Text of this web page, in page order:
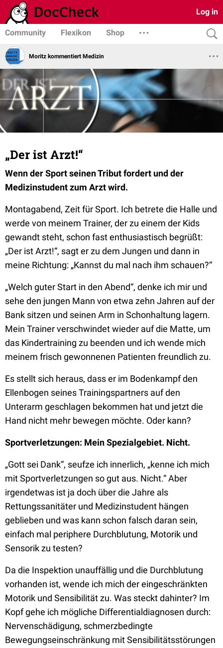
Log in
Community Flexikon Shop
Moritz kommentiert Medizin
„Der ist Arzt!“
Wenn der Sport seinen Tribut fordert und der
Medizinstudent zum Arzt wird.
Montagabend, Zeit für Sport. Ich betrete die Halle und
werde von meinem Trainer, der zu einem der Kids
gewandt steht, schon fast enthusiastisch begrüßt:
„Der ist Arzt!“, sagt er zu dem Jungen und dann in
meine Richtung: „Kannst du mal nach ihm schauen?“
„Welch guter Start in den Abend“, denke ich mir und
sehe den jungen Mann von etwa zehn Jahren auf der
Bank sitzen und seinen Arm in Schonhaltung lagern.
Mein Trainer verschwindet wieder auf die Matte, um
das Kindertraining zu beenden und ich wende mich
meinem frisch gewonnenen Patienten freundlich zu.
Es stellt sich heraus, dass er im Bodenkampf den
Ellenbogen seines Trainingspartners auf den
Unterarm geschlagen bekommen hat und jetzt die
Hand nicht mehr bewegen möchte. Oder kann?
Sportverletzungen: Mein Spezialgebiet. Nicht.
„Gott sei Dank“, seufze ich innerlich, „kenne ich mich
mit Sportverletzungen so gut aus. Nicht.“ Aber
irgendetwas ist ja doch über die Jahre als
Rettungssanitäter und Medizinstudent hängen
geblieben und was kann schon falsch daran sein,
einfach mal periphere Durchblutung, Motorik und
Sensorik zu testen?
Da die Inspektion unauffällig und die Durchblutung
vorhanden ist, wende ich mich der eingeschränkten
Motorik und Sensibilität zu. Was steckt dahinter? Im
Kopf gehe ich mögliche Differentialdiagnosen durch:
Nervenschädigung, schmerzbedingte
Bewegungseinschränkung mit Sensibilitätsstörungen